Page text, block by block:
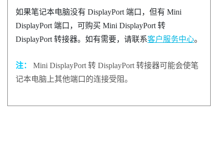
如果笔记本电脑没有 DisplayPort 端口，但有 Mini
DisplayPort 端口，可购买 Mini DisplayPort 转
DisplayPort 转接器。如有需要，请联系客户服务中心。
注： Mini DisplayPort 转 DisplayPort 转接器可能会使笔
记本电脑上其他端口的连接受阻。